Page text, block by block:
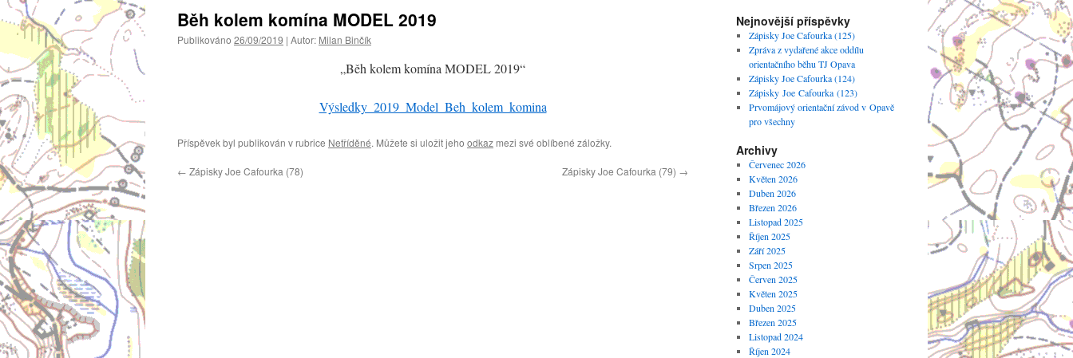
Běh kolem komína MODEL 2019
Publikováno 26/09/2019 | Autor: Milan Binčík
„Běh kolem komína MODEL 2019“
Výsledky_2019_Model_Beh_kolem_komina
Příspěvek byl publikován v rubrice Netříděné. Můžete si uložit jeho odkaz mezi své oblíbené záložky.
← Zápisky Joe Cafourka (78) Zápisky Joe Cafourka (79) →
Nejnovější příspěvky
Zápisky Joe Cafourka (125)
Zpráva z vydařené akce oddílu
orientačního běhu TJ Opava
Zápisky Joe Cafourka (124)
Zápisky Joe Cafourka (123)
Prvomájový orientační závod v Opavě
pro všechny
Archivy
Červenec 2026
Květen 2026
Duben 2026
Březen 2026
Listopad 2025
Říjen 2025
Září 2025
Srpen 2025
Červen 2025
Květen 2025
Duben 2025
Březen 2025
Listopad 2024
Říjen 2024